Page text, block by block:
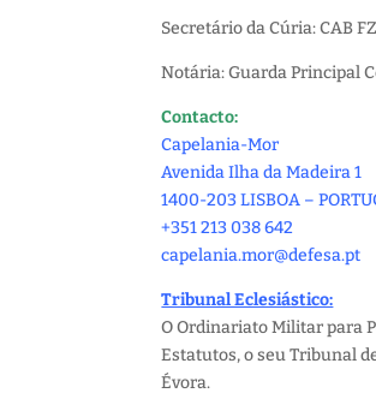
Secretário da Cúria: CAB
Notária: Guarda Principal
Contacto:
Capelania-Mor
Avenida Ilha da Madeira 1
1400-203 LISBOA –
+351 213 038 642
capelania.mor@defesa.pt
Tribunal Eclesiástico:
O Ordinariato Militar para
Estatutos, o seu Tribunal
Évora.